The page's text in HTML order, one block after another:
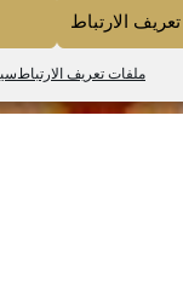
الارتباط
ملفات تعريف الارتباط